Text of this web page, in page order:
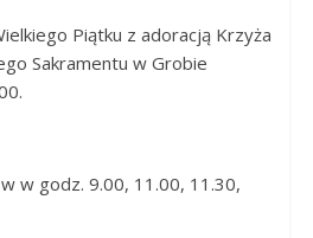
Piątku z adoracją Krzyża
Sakramentu w Grobie
w godz. 9.00, 11.00, 11.30,